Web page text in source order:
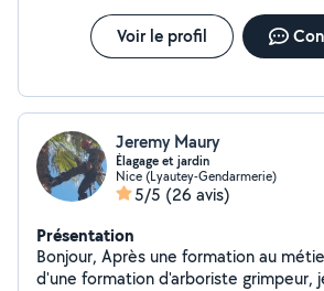
l'environnement ( Respect du végétal,
adapté, traitement naturels) Site internet :
lesjardinsdurables Ensemble nous
Voir le profil
Jeremy Maury
Élagage et jardin
Nice (Lyautey-Gendarmerie)
5/5 (26 avis)
Présentation
Bonjour, Après une formation au
d'une formation d'arboriste grimpeur,